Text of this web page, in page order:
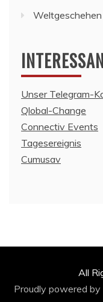
Weltgeschehen
Unser Telegram-
Qlobal-Change
Connectiv Events
Tagesereignis
Cumusav
All
Proudly powered